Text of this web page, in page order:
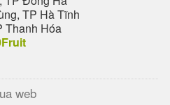
TP Hà Tĩnh
Thanh Hóa
web